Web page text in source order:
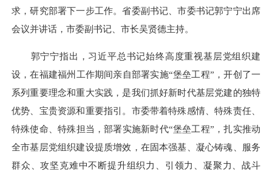
求，研究部署下一步工作。省委副书记、市委书记郭宁宁出席
会议并讲话，市委副书记、市长吴贤德主持。
郭宁宁指出，习近平总书记始终高度重视基层党组织建
设，在福建福州工作期间亲自部署实施“堡垒工程”，开创了一
系列重要理念和重大实践，是我们抓好新时代基层党建的独特
优势、宝贵资源和重要指引。市委带着特殊感情、特殊责任、
特殊使命、特殊担当，部署实施新时代“堡垒工程”，扎实推动
全市基层党组织建设提质增效，在固本强基、凝心铸魂、服务
群众、攻坚克难中不断提升组织力、引领力、凝聚力、战斗